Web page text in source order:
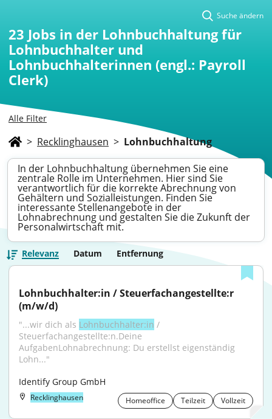
Alle Filter
Suche ändern
23 Jobs in der Lohnbuchhaltung für
Lohnbuchhalter und
Lohnbuchhalterinnen (engl.: Payroll
Clerk)
> Recklinghausen > Lohnbuchhaltung
In der Lohnbuchhaltung übernehmen Sie eine
zentrale Rolle im Unternehmen. Hier sind Sie
verantwortlich für die korrekte Abrechnung von
Gehältern und Sozialleistungen. Finden Sie
interessante Stellenangebote in der
Lohnabrechnung und gestalten Sie die Zukunft der
Personalwirtschaft mit.
Relevanz Datum Entfernung
Lohnbuchhalter:in / Steuerfachangestellte:r
(m/w/d)
"...wir dich als Lohnbuchhalter:in /
Steuerfachangestellte:n.Deine
AufgabenLohnabrechnung: Du erstellst eigenständig
Lohn..."
Identify Group GmbH
Recklinghausen Homeoffice Teilzeit Vollzeit